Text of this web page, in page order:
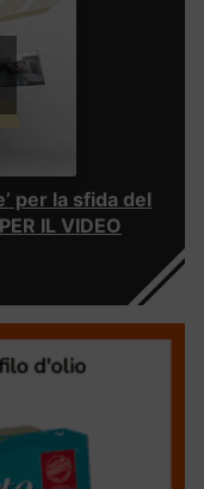
per la sfida del
IL VIDEO